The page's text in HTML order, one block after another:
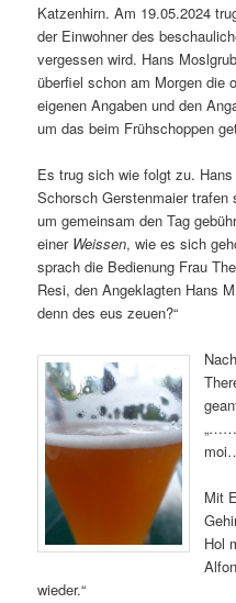
Katzenhirn. Am 19.05.2024
der Einwohner des
vergessen wird. Hans
überfiel schon am Morgen die
eigenen Angaben und den
um das beim Frühschoppen
Es trug sich wie folgt zu.
Schorsch Gerstenmaier
um gemeinsam den Tag
einer Weissen, wie es sich
sprach die Bedienung Frau
Resi, den Angeklagten Hans
denn des eus zeuen?“
Mit
Hol
wieder.“